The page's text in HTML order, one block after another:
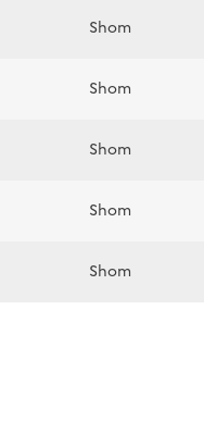
Shom
Shom
Shom
Shom
Shom